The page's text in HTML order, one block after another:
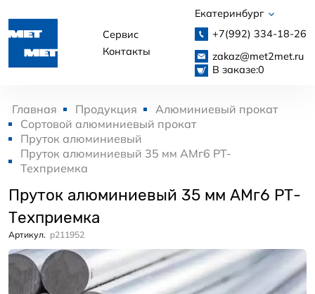
Сервис
Контакты
Екатеринбург
+7(992) 334-18-26
zakaz@met2met.ru
В заказе:0
Главная Продукция
Алюминиевый прокат
Сортовой алюминиевый прокат
Пруток алюминиевый
Пруток алюминиевый 35 мм АМг6 РТ-
Техприемка
Пруток алюминиевый 35 мм АМг6 РТ-
Техприемка
Артикул. p211952